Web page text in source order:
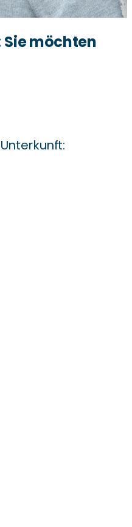
Sie möchten